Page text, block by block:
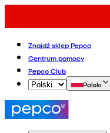
Znajdź sklep Pepco
Centrum pomocy
Pepco Club
Polski